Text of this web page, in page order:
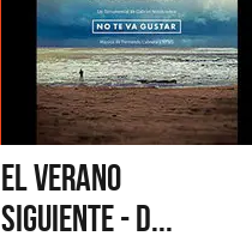
EL VERANO
SIGUIENTE - D...